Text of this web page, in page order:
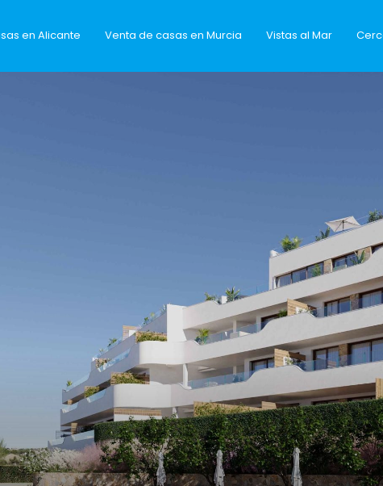
en Alicante Venta de casas en Murcia Vistas al Mar